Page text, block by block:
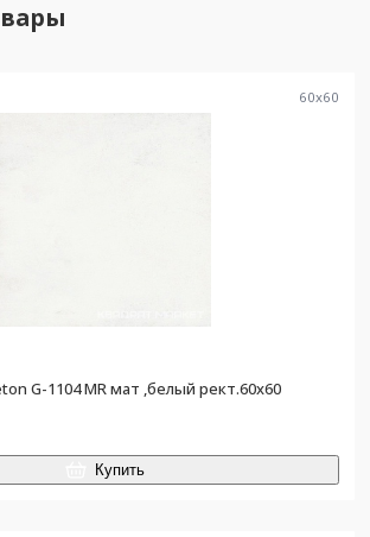
60x60
G-1104 MR мат ,белый рект.60x60
Купить